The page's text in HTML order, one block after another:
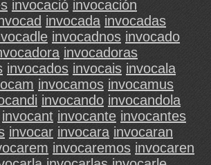
invocació invocación
invocada invocadas
invocadnos invocado
invocadoras
invocados invocais invocala
invocamos invocamus
invocando invocandola
invocant invocante invocantes
invocar invocara invocaran
invocaremos invocaren